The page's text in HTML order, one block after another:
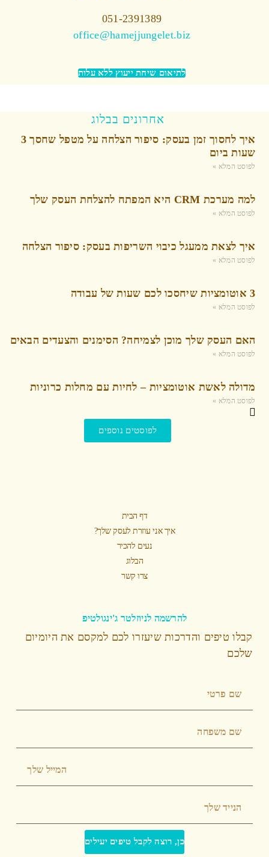
051-2391389
office@hamejjungelet.biz
לתיאום שיחת ייעוץ ללא עלות
אחרונים בבלוג
איך לחסוך זמן בעסק: סיפור הצלחה על מטפל שחסך 3
שעות ביום
לפוסט המלא »
למה מערכת CRM היא המפתח להצלחת העסק שלך
לפוסט המלא »
איך לצאת ממעגל כיבוי השריפות בעסק: סיפור הצלחה
לפוסט המלא »
3 אוטומציות שיחסכו לכם שעות של עבודה
לפוסט המלא »
האם העסק שלך מוכן לצמיחה? הסימנים והצעדים הבאים
לפוסט המלא »
מדולה לאשת אוטומציות – לחיות עם מחלות כרוניות
לפוסט המלא »
לפוסטים נוספים
דף הבית
איך אני עוזרת לעסק שלך?
נעים להכיר
הבלוג
צרו קשר
להרשמה לניוזלטר ג'ינגולטיפ
קבלו טיפים והדרכות שיעזרו לכם למקסם את היומיום
שלכם
כן, רוצה לקבל טיפים יעילים